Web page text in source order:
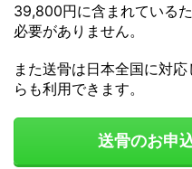
39,800円に含まれている
必要がありません。
また送骨は日本全国に対
らも利用できます。
送骨のお申